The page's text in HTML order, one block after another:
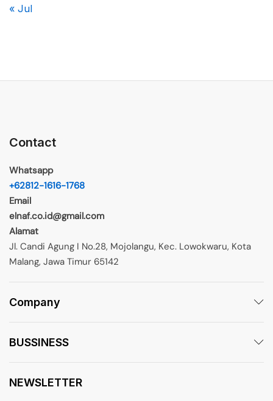
« Jul
Contact
Whatsapp
+62812-1616-1768
Email
elnaf.co.id@gmail.com
Alamat
Jl. Candi Agung I No.28, Mojolangu, Kec. Lowokwaru, Kota
Malang, Jawa Timur 65142
Company
BUSSINESS
NEWSLETTER